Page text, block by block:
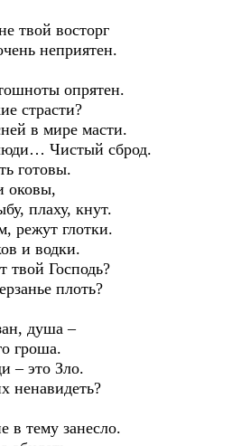
твой восторг
неприятен.
опрятен.
страсти?
в мире масти.
Чистый сброд.
готовы.
оковы,
плаху, кнут.
режут глотки.
и водки.
твой Господь?
плоть?
душа –
гроша.
– это Зло.
ненавидеть?
в тему занесло.